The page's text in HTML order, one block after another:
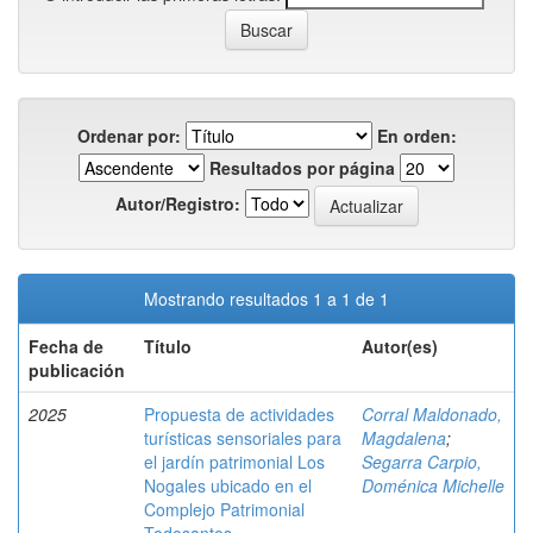
Ordenar por:
En orden:
Resultados por página
Autor/Registro:
Mostrando resultados 1 a 1 de 1
Fecha de
publicación
Título Autor(es)
2025
Propuesta de actividades
turísticas sensoriales para
el jardín patrimonial Los
Nogales ubicado en el
Complejo Patrimonial
Corral Maldonado,
Magdalena;
Segarra Carpio,
Doménica Michelle